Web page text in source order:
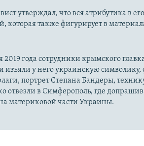
утверждал, что вся атрибутика в
которая также фигурирует в
2019 года сотрудники крымского
изъяли у него украинскую символику,
портрет Степана Бандеры,
отвезли в Симферополь, где
материковой части Украины.